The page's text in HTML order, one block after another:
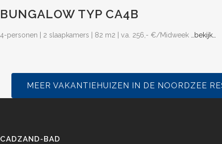
BUNGALOW TYP CA4B
4-personen | 2 slaapkamers | 82 m2 | v.a. 256,- €/Midweek …bekijk…
MEER VAKANTIEHUIZEN IN DE NOORDZEE
CADZAND-BAD